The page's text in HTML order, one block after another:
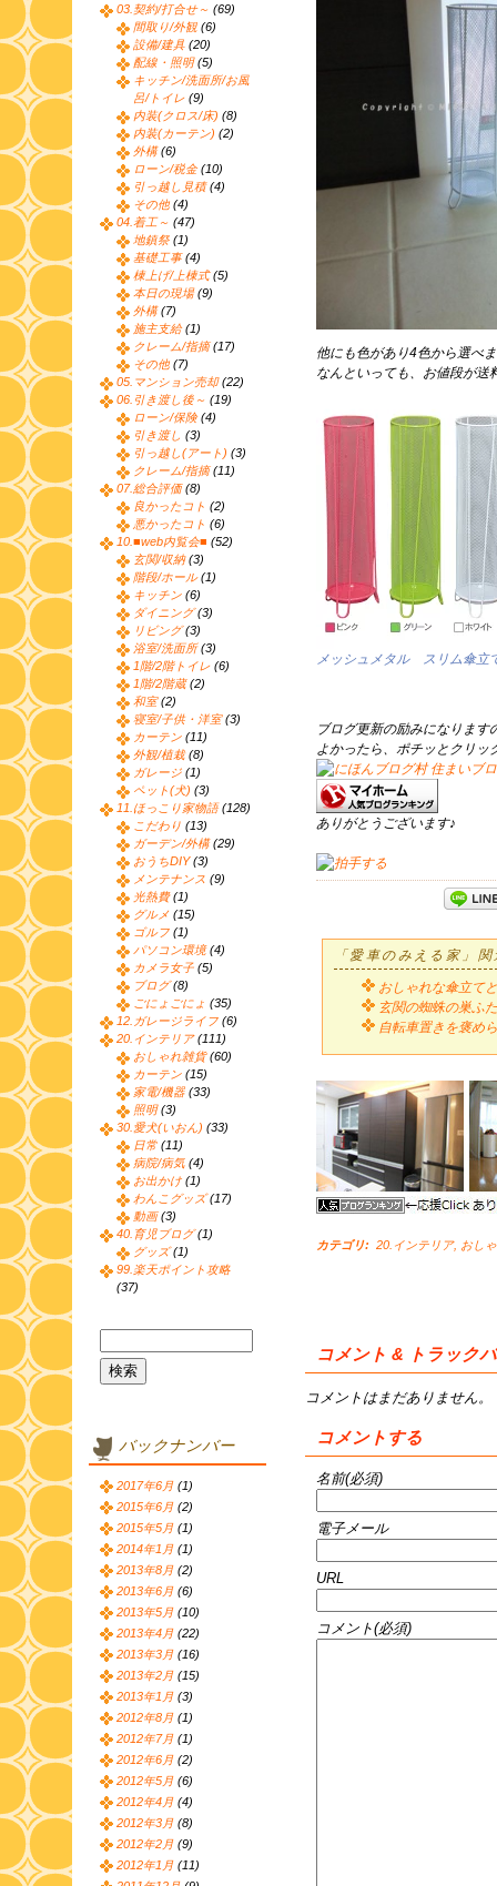
他にも色があり4色から選べ
なんといっても、お値段が送
メッシュメタル スリム傘立
ブログ更新の励みになります
よかったら、ポチッとクリッ
ありがとうございます♪
「愛車のみえる家」
おしゃれな傘立て
玄関の蜘蛛の巣ふ
自転車置きを褒め
カテゴリ: 20.インテリア, おし
コメント & トラック
コメントはまだありません。
コメントする
名前(必須)
電子メール
URL
コメント(必須)
03.契約/打合せ～ (69)
間取り/外観 (6)
設備/建具 (20)
配線・照明(5)
キッチン/洗面所/お風
呂/トイレ (9)
内装(クロス/床) (8)
内装(カーテン) (2)
外構(6)
ローン/税金(10)
引っ越し見積(4)
その他 (4)
04.着工～ (47)
地鎮祭 (1)
基礎工事(4)
棟上げ/上棟式(5)
本日の現場(9)
外構(7)
施主支給(1)
クレーム/指摘(17)
その他 (7)
05.マンション売却(22)
06.引き渡し後～ (19)
ローン/保険(4)
引き渡し (3)
引っ越し(アート) (3)
クレーム/指摘(11)
07.総合評価(8)
良かったコト (2)
悪かったコト (6)
10.■web内覧会■ (52)
玄関/収納(3)
階段/ホール(1)
キッチン (6)
ダイニング(3)
リビング(3)
浴室/洗面所(3)
1階/2階トイレ (6)
1階/2階蔵(2)
和室(2)
寝室/子供・洋室(3)
カーテン (11)
外観/植栽(8)
ガレージ (1)
ペット(犬) (3)
11.ほっこり家物語(128)
こだわり (13)
ガーデン/外構(29)
おうちDIY(3)
メンテナンス (9)
光熱費(1)
グルメ (15)
ゴルフ (1)
パソコン環境(4)
カメラ女子 (5)
ブログ(8)
ごにょごにょ (35)
12.ガレージライフ (6)
20.インテリア(111)
おしゃれ雑貨(60)
カーテン (15)
家電/機器 (33)
照明(3)
30.愛犬(いおん) (33)
日常 (11)
病院/病気 (4)
お出かけ (1)
わんこグッズ(17)
動画(3)
40.育児ブログ(1)
グッズ(1)
99.楽天ポイント攻略
(37)
バックナンバー
2017年6月 (1)
2015年6月 (2)
2015年5月 (1)
2014年1月 (1)
2013年8月 (2)
2013年6月 (6)
2013年5月 (10)
2013年4月 (22)
2013年3月 (16)
2013年2月 (15)
2013年1月 (3)
2012年8月 (1)
2012年7月 (1)
2012年6月 (2)
2012年5月 (6)
2012年4月 (4)
2012年3月 (8)
2012年2月 (9)
2012年1月 (11)